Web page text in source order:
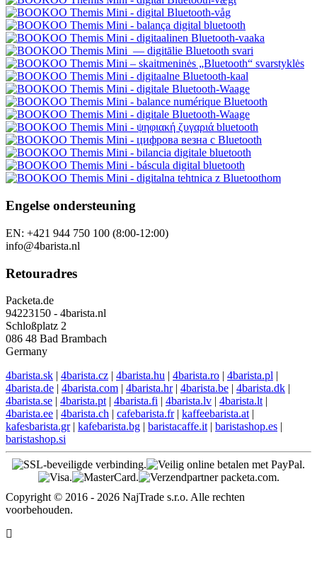
Engelse ondersteuning
EN: +421 944 750 100 (8:00-12:00)
info@4barista.nl
Retouradres
Packeta.de
94223150 - 4barista.nl
Schloßplatz 2
086 48 Bad Brambach
Germany
4barista.sk | 4barista.cz | 4barista.hu | 4barista.ro | 4barista.pl |
4barista.de | 4barista.com | 4barista.hr| 4barista.be | 4barista.dk |
4barista.se | 4barista.pt | 4barista.fi | 4barista.lv | 4barista.lt |
4barista.ee | 4barista.ch | cafebarista.fr| kaffeebarista.at |
kafesbarista.gr| kafebarista.bg | baristacaffe.it | baristashop.es |
baristashop.si
Copyright © 2016 - 2026 NajTrade s.r.o. Alle rechten
voorbehouden.